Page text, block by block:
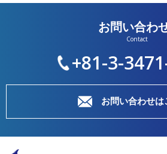
お問い合わ
+81-3-
お問い合わせは